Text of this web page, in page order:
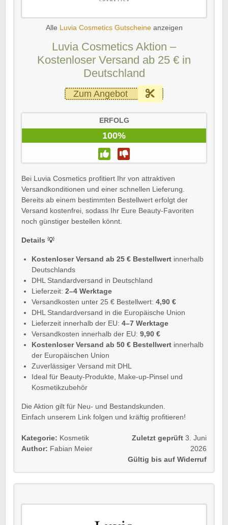
Alle Luvia Cosmetics Gutscheineanzeigen
Luvia Cosmetics Aktion –
Kostenloser Versand ab 25 € in
Deutschland
Zum Angebot
ERFOLG
100%
Bei Luvia Cosmetics profitiert Ihr von attraktiven
Versandkonditionen und einer schnellen Lieferung.
Bereits ab einem bestimmten Bestellwert erfolgt der
Versand kostenfrei, sodass Ihr Eure Beauty-Favoriten
noch günstiger bestellen könnt.
Details 💡
Kostenloser Versand ab 25 € Bestellwert innerhalb
Deutschlands
DHL Standardversand in Deutschland
Lieferzeit: 2–4 Werktage
Versandkosten unter 25 € Bestellwert: 4,90 €
DHL Standardversand in die Europäische Union
Lieferzeit innerhalb der EU: 4–7 Werktage
Versandkosten innerhalb der EU: 9,90 €
Kostenloser Versand ab 50 € Bestellwert innerhalb
der Europäischen Union
Zuverlässiger Versand mit DHL
Ideal für Beauty-Produkte, Make-up-Pinsel und
Kosmetikzubehör
Die Aktion gilt für Neu- und Bestandskunden.
Einfach unserem Link folgen und kräftig profitieren!
Kategorie: Kosmetik
Author: Fabian Meier
Zuletzt geprüft 3. Juni
2026
Gültig bis auf Widerruf